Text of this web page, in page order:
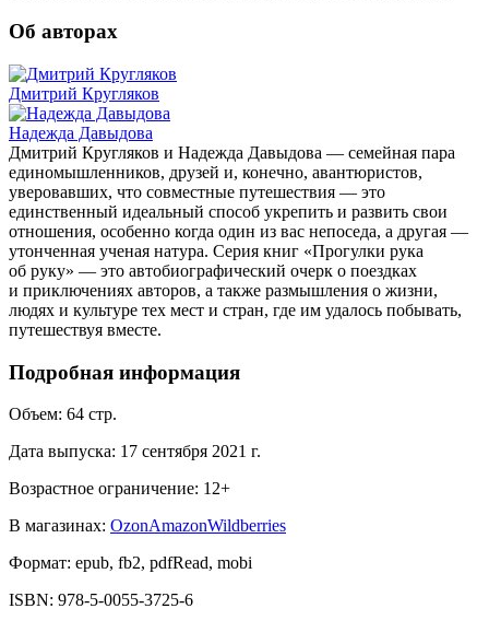
Об авторах
Дмитрий Кругляков
Надежда Давыдова
Дмитрий Кругляков и Надежда Давыдова — семейная пара
единомышленников, друзей и, конечно, авантюристов,
уверовавших, что совместные путешествия — это
единственный идеальный способ укрепить и развить свои
отношения, особенно когда один из вас непоседа, а другая —
утонченная ученая натура. Серия книг «Прогулки рука
об руку» — это автобиографический очерк о поездках
и приключениях авторов, а также размышления о жизни,
людях и культуре тех мест и стран, где им удалось побывать,
путешествуя вместе.
Подробная информация
Объем: 64 стр.
Дата выпуска: 17 сентября 2021 г.
Возрастное ограничение: 12+
В магазинах: OzonAmazonWildberries
Формат: epub, fb2, pdfRead, mobi
ISBN: 978-5-0055-3725-6